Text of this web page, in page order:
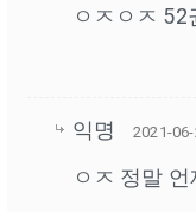
ㅇㅈㅇㅈ
익명 2021-
ㅇㅈ 정말